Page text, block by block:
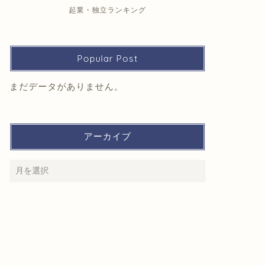
起業・独立ランキング
Popular Post
まだデータがありません。
アーカイブ